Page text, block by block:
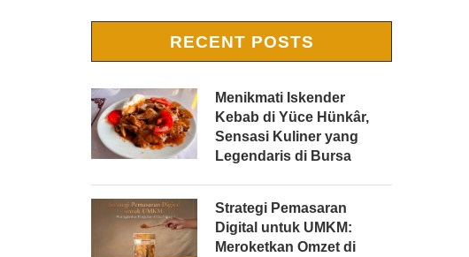
RECENT POSTS
Menikmati Iskender
Kebab di Yüce Hünkâr,
Sensasi Kuliner yang
Legendaris di Bursa
Strategi Pemasaran
Digital untuk UMKM:
Meroketkan Omzet di